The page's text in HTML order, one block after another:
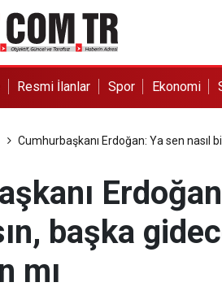
Resmi İlanlar Spor Ekonomi
Cumhurbaşkanı Erdoğan: Ya sen nasıl
başka
mı